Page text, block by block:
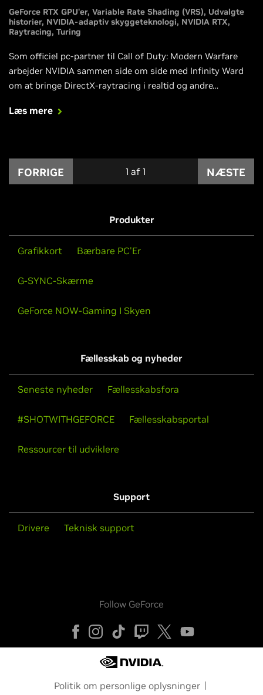
GeForce RTX GPU'er Variable Rate Shading (VRS) Udvalgte
historier NVIDIA-adaptiv skyggeteknologi NVIDIA RTX
Raytracing Turing
Som officiel pc-partner til Call of Duty: Modern Warfare
arbejder NVIDIA sammen side om side med Infinity Ward
om at bringe DirectX-raytracing i realtid og andre
udgave.
Læs mere
FORRIGE 1 af 1 NÆSTE
Produkter
Grafikkort Bærbare PC'Er
G-SYNC-Skærme
GeForce NOW-Gaming I Skyen
Fællesskab og nyheder
Seneste nyheder Fællesskabsfora
#SHOTWITHGEFORCE Fællesskabsportal
Ressourcer til udviklere
Support
Drivere Teknisk support
Follow GeForce
Politik om personlige oplysninger